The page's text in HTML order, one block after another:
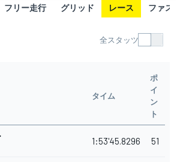
フリー走行 グリッド レース ファス
全スタッツ
タイム
ポ
イ
ン
ト
1:53'45.8296 51